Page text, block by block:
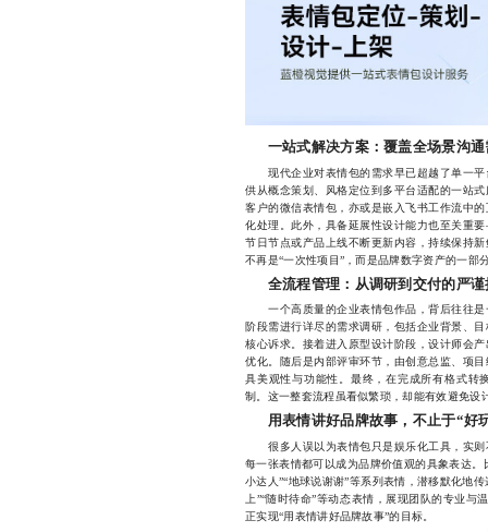
一站式解决方案：覆盖全场景沟通
现代企业对表情包的需求早已超越了单一平
供从概念策划、风格定位到多平台适配的一站
客户的微信表情包，亦或是嵌入飞书工作流中
化处理。此外，具备延展性设计能力也至关重
节日节点或产品上线不断更新内容，持续保持
不再是“一次性项目”，而是品牌数字资产的一部
全流程管理：从调研到交付的严谨
一个高质量的企业表情包作品，背后往往是
阶段需进行详尽的需求调研，包括企业背景、
核心诉求。接着进入原型设计阶段，设计师会
优化。随后是内部评审环节，由创意总监、项
具美观性与功能性。最终，在完成所有格式转
制。这一整套流程虽看似繁琐，却能有效避免设
用表情讲好品牌故事，不止于“好
很多人误以为表情包只是娱乐化工具，实则
每一张表情都可以成为品牌价值观的具象表达
小达人”“地球说谢谢”等系列表情，潜移默化地
上”“随时待命”等动态表情，展现团队的专业与
正实现“用表情讲好品牌故事”的目标。